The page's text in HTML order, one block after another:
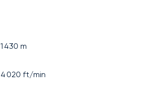
1 430 m
4 020 ft/min